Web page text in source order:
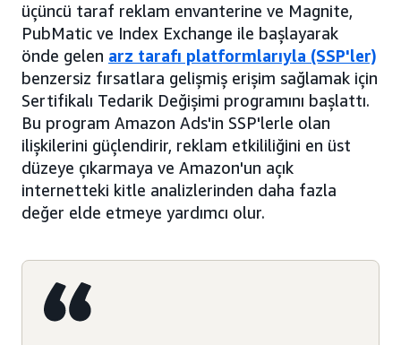
üçüncü taraf reklam envanterine ve Magnite,
PubMatic ve Index Exchange ile başlayarak
önde gelen arz tarafı platformlarıyla (SSP'ler)
benzersiz fırsatlara gelişmiş erişim sağlamak için
Sertifikalı Tedarik Değişimi programını başlattı.
Bu program Amazon Ads'in SSP'lerle olan
ilişkilerini güçlendirir, reklam etkililiğini en üst
düzeye çıkarmaya ve Amazon'un açık
internetteki kitle analizlerinden daha fazla
değer elde etmeye yardımcı olur.